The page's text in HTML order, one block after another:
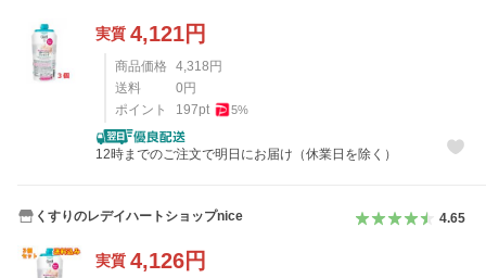
実質 4,121円
商品価格 4,318円
送料
0円
ポイント
197pt 5%
12時までのご注文で明日にお届け（休業日を除く）
くすりのレデイハートショップnice 4.65
実質 4,126円